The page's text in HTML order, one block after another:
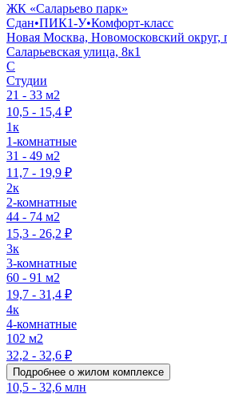
ЖК «Саларьево парк»
Сдан•ПИК1-У•Комфорт-класс
Новая Москва, Новомосковский округ,
Саларьевская улица, 8к1
C
Студии
21 - 33 м2
10,5 - 15,4 ₽
1к
1-комнатные
31 - 49 м2
11,7 - 19,9 ₽
2к
2-комнатные
44 - 74 м2
15,3 - 26,2 ₽
3к
3-комнатные
60 - 91 м2
19,7 - 31,4 ₽
4к
4-комнатные
102 м2
32,2 - 32,6 ₽
Подробнее о жилом комплексе
10,5 - 32,6 млн